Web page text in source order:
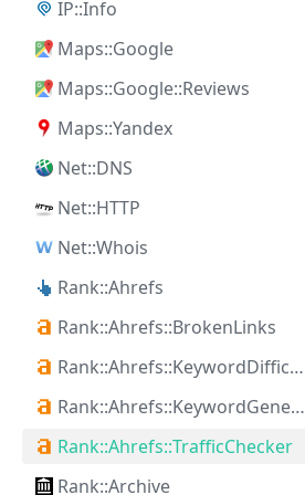
IP::Info
Maps::Google
Maps::Google::Reviews
Maps::Yandex
Net::DNS
Net::HTTP
Net::Whois
Rank::Ahrefs
Rank::Ahrefs::BrokenLinks
Rank::Ahrefs::KeywordDifficulty
Rank::Ahrefs::KeywordGenerator
Rank::Ahrefs::TrafficChecker
Rank::Archive